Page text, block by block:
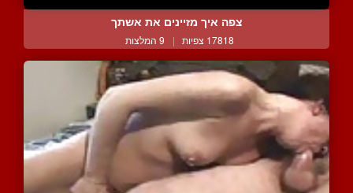
צפה איך מזיינים את אשתך
17818 צפיות | 9 המלצות